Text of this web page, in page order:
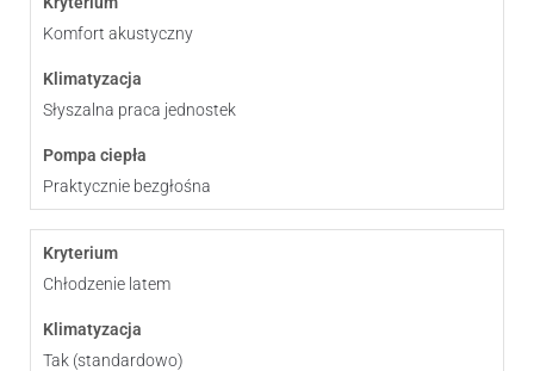
Komfort akustyczny
Słyszalna praca jednostek
Praktycznie bezgłośna
Chłodzenie latem
Tak (standardowo)